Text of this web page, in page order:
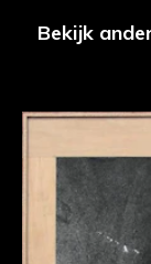
Bekijk